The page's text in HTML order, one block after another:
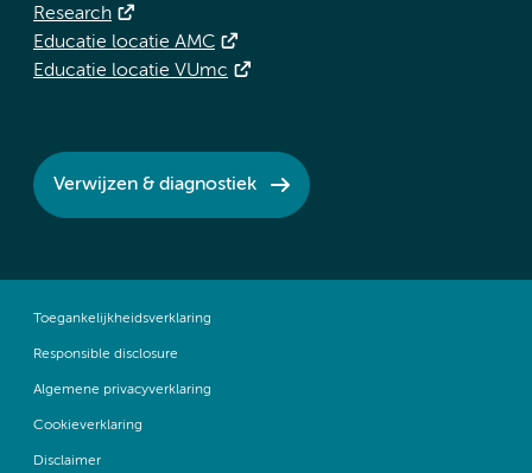
Research
Educatie locatie AMC
Educatie locatie VUmc
Verwijzen & diagnostiek
Toegankelijkheidsverklaring
Responsible disclosure
Algemene privacyverklaring
Cookieverklaring
Disclaimer